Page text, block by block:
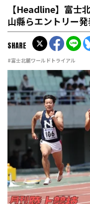
【Headline】富士
山縣らエントリー発
#富士北麓ワールドトライアル
SHARE